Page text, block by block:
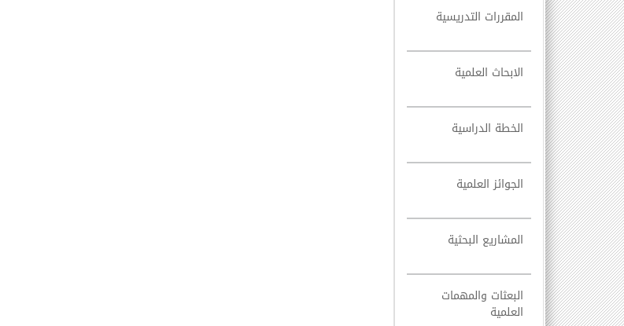
المقررات التدريسية
الابحاث العلمية
الخطة الدراسية
الجوائز العلمية
المشاريع البحثية
البعثات والمهمات
العلمية